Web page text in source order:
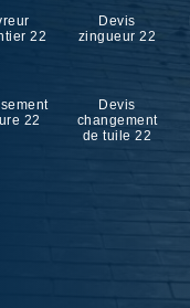
22
Devis
zingueur 22
22
Devis
changement
de tuile 22